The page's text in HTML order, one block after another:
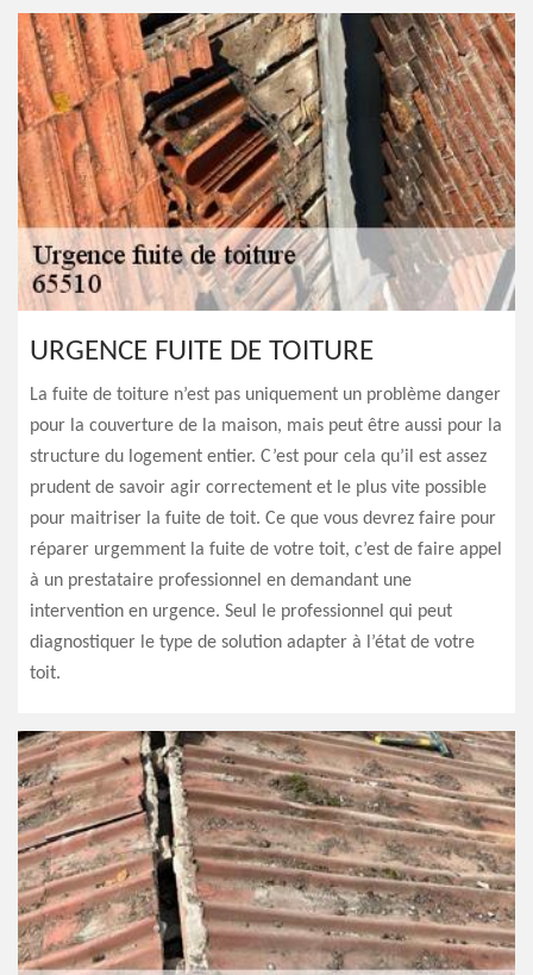
URGENCE FUITE DE TOITURE
La fuite de toiture n’est pas uniquement un problème danger
pour la couverture de la maison, mais peut être aussi pour la
structure du logement entier. C’est pour cela qu’il est assez
prudent de savoir agir correctement et le plus vite possible
pour maitriser la fuite de toit. Ce que vous devrez faire pour
réparer urgemment la fuite de votre toit, c’est de faire appel
à un prestataire professionnel en demandant une
intervention en urgence. Seul le professionnel qui peut
diagnostiquer le type de solution adapter à l’état de votre
toit.